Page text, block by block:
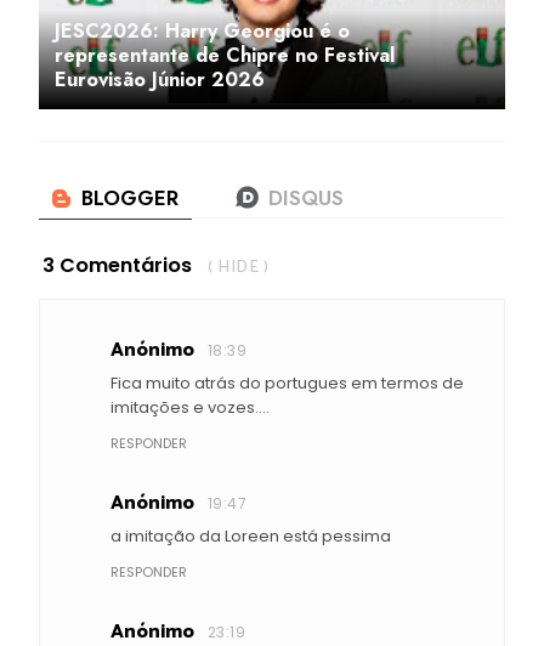
JESC2026: Harry Georgiou é o
representante de Chipre no Festival
Eurovisão Júnior 2026
3 Comentários ( HIDE )
Anónimo 18:39
Fica muito atrás do portugues em termos de
imitações e vozes....
RESPONDER
Anónimo 19:47
a imitação da Loreen está pessima
RESPONDER
Anónimo 23:19